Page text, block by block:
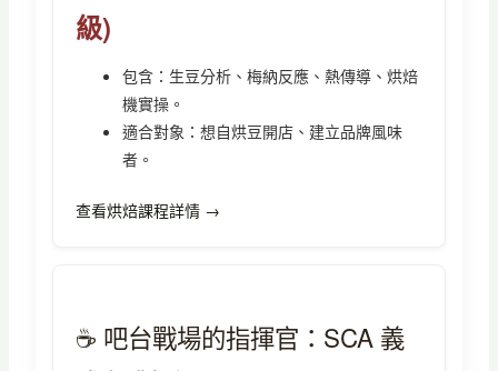
級)
包含：生豆分析、梅納反應、熱傳導、烘焙
機實操。
適合對象：想自烘豆開店、建立品牌風味
者。
查看烘焙課程詳情 →
☕ 吧台戰場的指揮官：SCA 義